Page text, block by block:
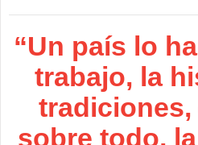
“Un país lo
trabajo, la
tradiciones,
sobre todo,